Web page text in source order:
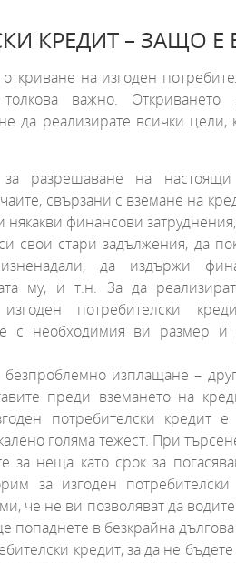
КРЕДИТ – ЗАЩО
на изгоден
важно. Откриването
да реализирате всички цели,
за разрешаване на
свързани с вземане на
финансови
свои стари задължения, да
да издържи
му, и т.н. За да
потребителски
е с необходимия ви размер
безпроблемно изплащане –
преди вземането на
потребителски кредит е
голяма тежест. При
за неща като срок за
за изгоден потребителски
че не ви позволяват да
попаднете в безкрайна
кредит, за да не